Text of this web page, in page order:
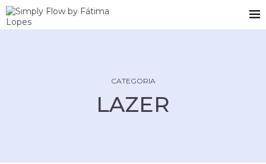
CATEGORIA
LAZER